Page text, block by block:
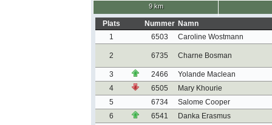
9 km
Plats Nummer Namn
1
6503 Caroline Wostmann
2 6735 Charne Bosman
3 2466
Yolande Maclean
4
6505
Mary Khourie
5
6734
Salome Cooper
6
6541
Danka Erasmus